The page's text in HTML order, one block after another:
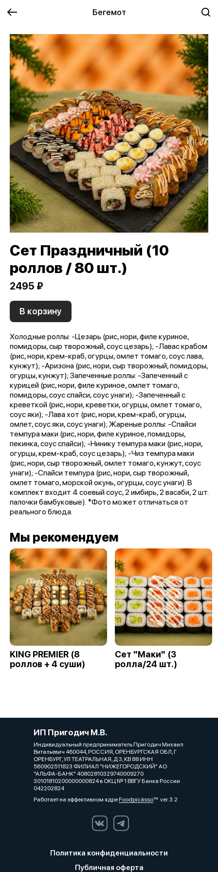
Бегемот
Сет Праздничный (10
роллов / 80 шт.)
2495 ₽
В корзину
Холодные роллы: -Цезарь (рис, нори, филе куриное,
помидоры, сыр творожный, соус цезарь); -Лавас крабом
(рис, нори, крем-краб, огурцы, омлет томаго, соус лава,
кунжут); -Аризона (рис, нори, сыр творожный, помидоры,
огурцы, кунжут); Запеченные роллы: -Запеченный с
курицей (рис, нори, филе куриное, омлет томаго,
помидоры, соус спайси, соус унаги); -Запеченный с
креветкой (рис, нори, креветки, огурцы, омлет томаго,
соус яки); -Лава хот (рис, нори, крем-краб, огурцы,
омлет, соус яки, соус унаги); Жареные роллы: -Спайси
темпура маки (рис, нори, филе куриное, помидоры,
пекинка, соус спайси); -Нинику темпура маки (рис, нори,
огурцы, крем-краб, соус цезарь); -Чиз темпура маки
(рис, нори, сыр творожный, омлет томаго, кунжут, соус
унаги); -Спайси темпура (рис, нори, сыр творожный,
омлет томаго, морской окунь, огурцы, соус унаги). В
комплект входит 4 соевый соус, 2 имбирь, 2 васаби, 2 шт.
палочки бамбуковые). *Фото может отличаться от
реального блюда.
Мы рекомендуем
KING PREMIER (8
роллов + 4 суши)
Сет "Маки" (3
ролла/24 шт.)
ИП Пригодич М.В.
Индивидуальный предприниматель Пригодич Михаил
Витальевич 460044, РОССИЯ, ОРЕНБУРГСКАЯ ОБЛ, Г
ОРЕНБУРГ, УЛ ТЕАТРАЛЬНАЯ, Д 3, КВ 88 ИНН
560902511823 ФИЛИАЛ "НИЖЕГОРОДСКИЙ" АО
"АЛЬФА-БАНК" 40802810329740009270
30101810200000000824 в ОКЦ № 1 ВВГУ Банка России
042202824
Работает на эффективном ядреFoodpicássover. 3.2
Политика конфиденциальности
Публичная оферта